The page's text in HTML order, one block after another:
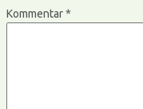
Kommentar*